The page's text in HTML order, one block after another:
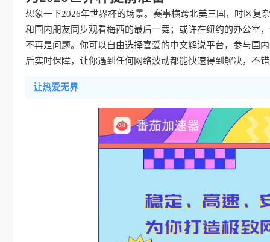
想象一下2026年世界杯的场景。赛事横跨北美三国，时区复
和国内朋友同步观看梅西的最后一舞；或许在纽约的办公室
不再是问题。你可以自由选择喜爱的中文解说平台，参与国
后实时保障，让你遇到任何网络波动都能快速得到解决，不
让热爱无界